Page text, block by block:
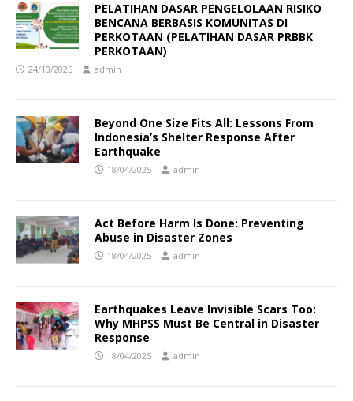
PELATIHAN DASAR PENGELOLAAN RISIKO
BENCANA BERBASIS KOMUNITAS DI
PERKOTAAN (PELATIHAN DASAR PRBBK
PERKOTAAN)
24/10/2025 admin
Beyond One Size Fits All: Lessons From
Indonesia’s Shelter Response After
Earthquake
18/04/2025 admin
Act Before Harm Is Done: Preventing
Abuse in Disaster Zones
18/04/2025 admin
Earthquakes Leave Invisible Scars Too:
Why MHPSS Must Be Central in Disaster
Response
18/04/2025 admin